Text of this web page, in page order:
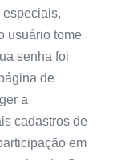
especiais,
usuário tome
senha foi
de
a
cadastros de
em